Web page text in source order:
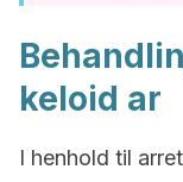
keloid ar
I henhold til